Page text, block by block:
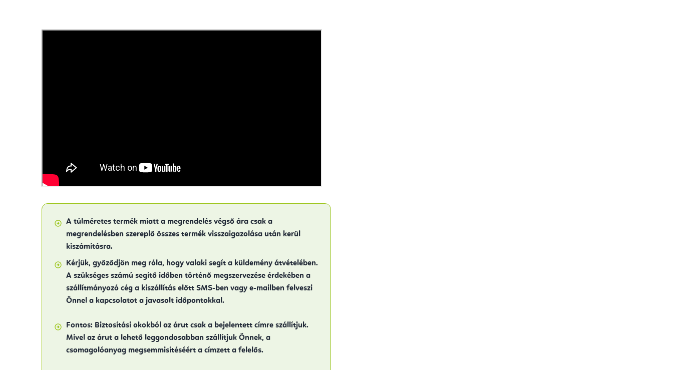
A túlméretes termék miatt a megrendelés végső ára csak a
megrendelésben szereplő összes termék visszaigazolása után kerül
kiszámításra.
Kérjük, győződjön meg róla, hogy valaki segít a küldemény átvételében.
A szükséges számú segítő időben történő megszervezése érdekében a
szállítmányozó cég a kiszállítás előtt SMS-ben vagy e-mailben felveszi
Önnel a kapcsolatot a javasolt időpontokkal.
Fontos: Biztosítási okokból az árut csak a bejelentett címre szállítjuk.
Mivel az árut a lehető leggondosabban szállítjuk Önnek, a
csomagolóanyag megsemmisítéséért a címzett a felelős.